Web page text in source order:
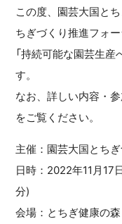
この度、園芸大国と
ちぎづくり推進フォ
「持続可能な園芸生産
す。
なお、詳しい内容・
をご覧ください。
主催：園芸大国とち
日時：2022年11月17
分)
会場：とちぎ健康の森